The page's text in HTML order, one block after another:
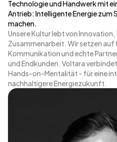
Technologie und Handwerk mit
Antrieb: Intelligente Energie zum
machen.
Unsere Kultur lebt von
Zusammenarbeit. Wir setzen
Kommunikation und echte
und Endkunden. Voltara
Hands-on-Mentalität - für eine
nachhaltigere Energiezukunft.